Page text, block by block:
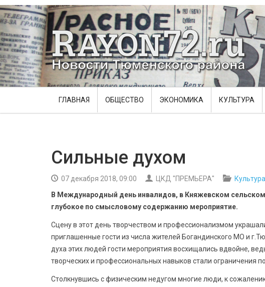
ГЛАВНАЯ ОБЩЕСТВО ЭКОНОМИКА КУЛЬТУРА
Сильные духом
07 декабря 2018, 09:00 ЦКД "ПРЕМЬЕРА"
Культура
В Международный день инвалидов, в Княжевском
глубокое по смысловому содержанию мероприятие.
Сцену в этот день творчеством и профессионализмом
приглашенные гости из числа жителей Богандинского МО и
духа этих людей гости мероприятия восхищались вдвойне,
творческих и профессиональных навыков стали ограничения
Столкнувшись с физическим недугом многие люди, к